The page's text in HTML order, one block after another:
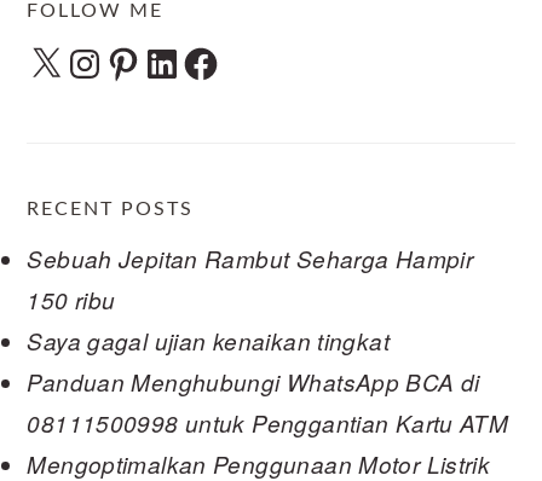
FOLLOW ME
X Instagram
Pinterest
LinkedInFacebook
RECENT POSTS
Sebuah Jepitan Rambut Seharga Hampir
150 ribu
Saya gagal ujian kenaikan tingkat
Panduan Menghubungi WhatsApp BCA di
08111500998 untuk Penggantian Kartu ATM
Mengoptimalkan Penggunaan Motor Listrik